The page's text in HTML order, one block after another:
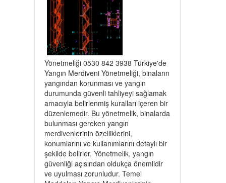
Yönetmeliği 0530 842 3938 Türkiye'de
Yangın Merdiveni Yönetmeliği, binaların
yangından korunması ve yangın
durumunda güvenli tahliyeyi sağlamak
amacıyla belirlenmiş kuralları içeren bir
düzenlemedir. Bu yönetmelik, binalarda
bulunması gereken yangın
merdivenlerinin özelliklerini,
konumlarını ve kullanımlarını detaylı bir
şekilde belirler. Yönetmelik, yangın
güvenliği açısından oldukça önemlidir
ve uyulması zorunludur. Temel